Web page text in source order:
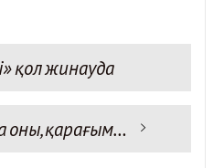
қол жинауда
оны, қарағым…